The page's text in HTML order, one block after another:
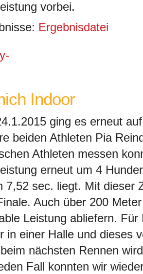
vorbei.
Ergebnisdatei
Indoor
ging es erneut
beiden Athleten Pia
Athleten messen
erneut um 4
7,52 sec. liegt. Mit dieser
Auch über 200
Leistung abliefern.
in einer Halle und dieses
nächsten Rennen
Fall konnten wir